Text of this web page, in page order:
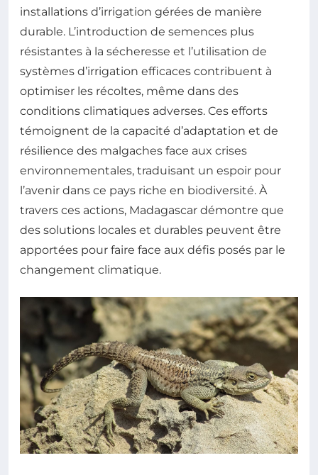
installations d’irrigation gérées de manière
durable. L’introduction de semences plus
résistantes à la sécheresse et l’utilisation de
systèmes d’irrigation efficaces contribuent à
optimiser les récoltes, même dans des
conditions climatiques adverses. Ces efforts
témoignent de la capacité d’adaptation et de
résilience des malgaches face aux crises
environnementales, traduisant un espoir pour
l’avenir dans ce pays riche en biodiversité. À
travers ces actions, Madagascar démontre que
des solutions locales et durables peuvent être
apportées pour faire face aux défis posés par le
changement climatique.